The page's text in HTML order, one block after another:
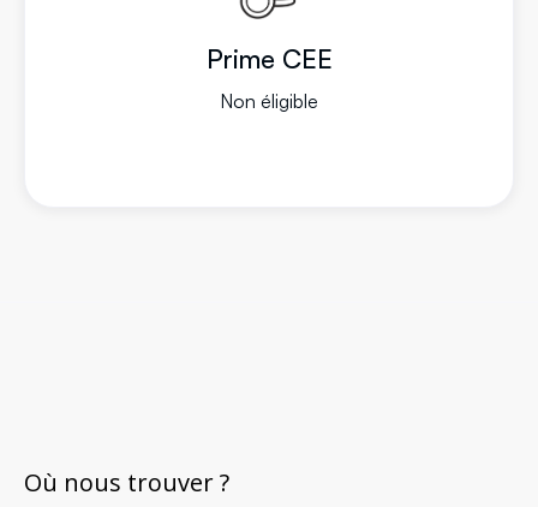
Prime CEE
Non éligible
Où nous trouver ?